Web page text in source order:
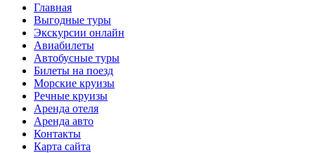
Главная
Выгодные туры
Экскурсии онлайн
Авиабилеты
Автобусные туры
Билеты на поезд
Морские круизы
Речные круизы
Аренда отеля
Аренда авто
Контакты
Карта сайта